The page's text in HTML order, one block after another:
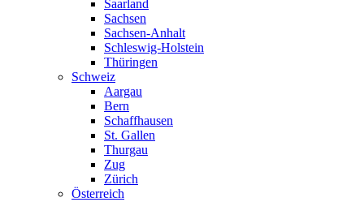
Saarland
Sachsen
Sachsen-Anhalt
Schleswig-Holstein
Thüringen
Schweiz
Aargau
Bern
Schaffhausen
St. Gallen
Thurgau
Zug
Zürich
Österreich